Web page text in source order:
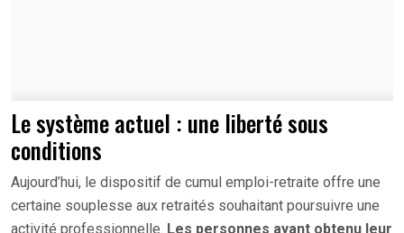
Le système actuel : une liberté sous
conditions
Aujourd’hui, le dispositif de cumul emploi-retraite offre une
certaine souplesse aux retraités souhaitant poursuivre une
activité professionnelle. Les personnes ayant obtenu leur